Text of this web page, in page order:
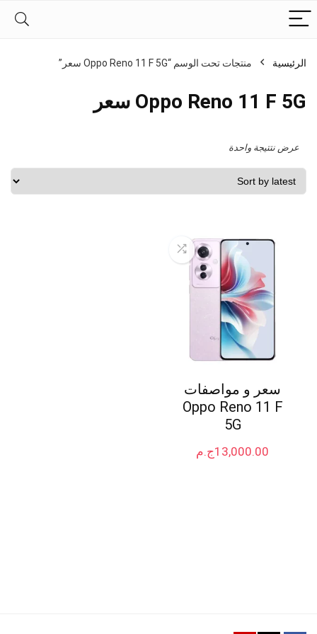
الرئيسية منتجات تحت الوسم “Oppo Reno 11 F 5G سعر”
Oppo Reno 11 F 5G سعر
عرض نتتيجة واحدة
سعر و مواصفات
Oppo Reno 11 F
5G
ج.م13,000.00